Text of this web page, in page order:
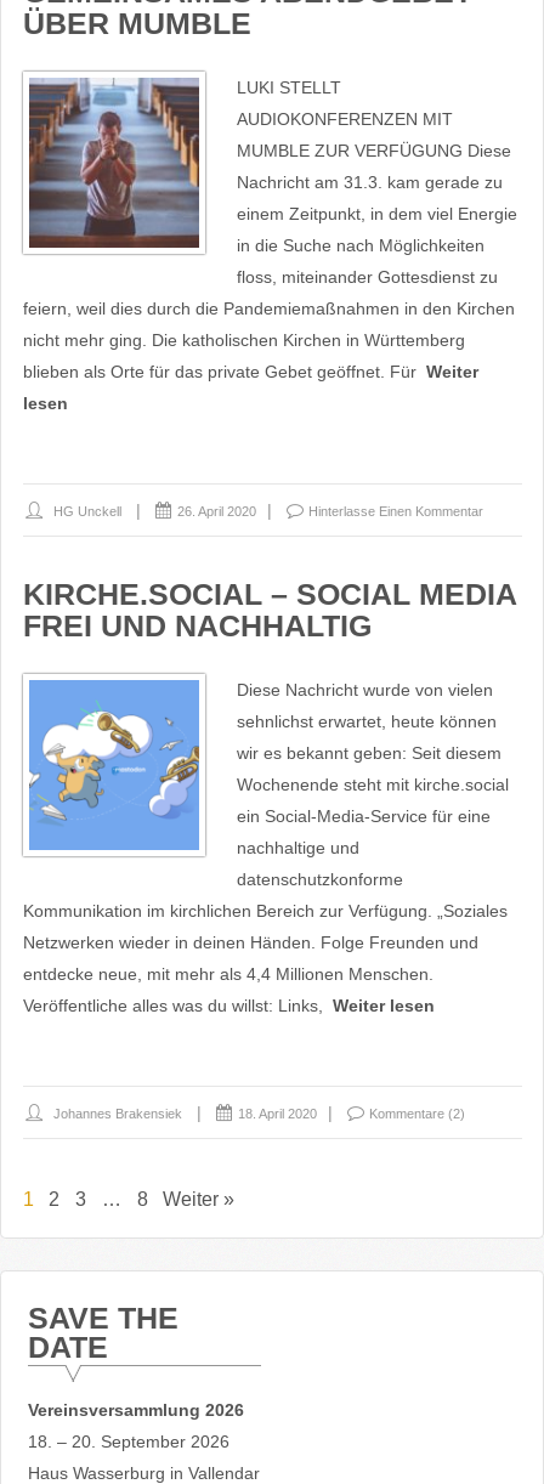
ÜBER MUMBLE
LUKI STELLT
AUDIOKONFERENZEN MIT
MUMBLE ZUR VERFÜGUNG Diese
Nachricht am 31.3. kam gerade zu
einem Zeitpunkt, in dem viel Energie
in die Suche nach Möglichkeiten
floss, miteinander Gottesdienst zu
feiern, weil dies durch die Pandemiemaßnahmen in den Kirchen
nicht mehr ging. Die katholischen Kirchen in Württemberg
blieben als Orte für das private Gebet geöffnet. Für Weiter
lesen
HG Unckell 26. April 2020 Hinterlasse Einen Kommentar
KIRCHE.SOCIAL – SOCIAL MEDIA
FREI UND NACHHALTIG
Diese Nachricht wurde von vielen
sehnlichst erwartet, heute können
wir es bekannt geben: Seit diesem
Wochenende steht mit kirche.social
ein Social-Media-Service für eine
nachhaltige und
datenschutzkonforme
Kommunikation im kirchlichen Bereich zur Verfügung. „Soziales
Netzwerken wieder in deinen Händen. Folge Freunden und
entdecke neue, mit mehr als 4,4 Millionen Menschen.
Veröffentliche alles was du willst: Links,
Weiter lesen
Johannes Brakensiek 18. April 2020 Kommentare (2)
1 2 3 … 8 Weiter »
SAVE THE
DATE
Vereinsversammlung 2026
18. – 20. September 2026
Haus Wasserburg in Vallendar